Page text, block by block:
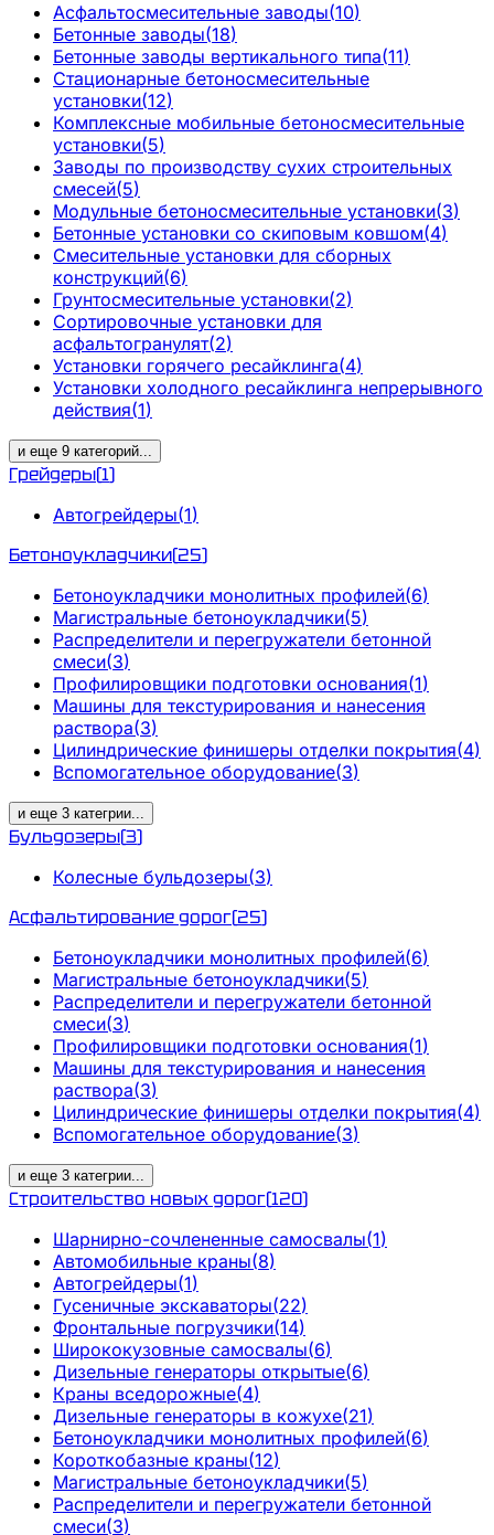
Асфальтосмесительные заводы(10)
Бетонные заводы(18)
Бетонные заводы вертикального типа(11)
Стационарные бетоносмесительные
установки(12)
Комплексные мобильные бетоносмесительные
установки(5)
Заводы по производству сухих строительных
смесей(5)
Модульные бетоносмесительные установки(3)
Бетонные установки со скиповым ковшом(4)
Смесительные установки для сборных
конструкций(6)
Грунтосмесительные установки(2)
Сортировочные установки для
асфальтогранулят(2)
Установки горячего ресайклинга(4)
Установки холодного ресайклинга непрерывного
действия(1)
и еще 9 категорий...
Грейдеры(1)
Автогрейдеры(1)
Бетоноукладчики(25)
Бетоноукладчики монолитных профилей(6)
Магистральные бетоноукладчики(5)
Распределители и перегружатели бетонной
смеси(3)
Профилировщики подготовки основания(1)
Машины для текстурирования и нанесения
раствора(3)
Цилиндрические финишеры отделки покрытия(4)
Вспомогательное оборудование(3)
и еще 3 категрии...
Бульдозеры(3)
Колесные бульдозеры(3)
Асфальтирование дорог(25)
Бетоноукладчики монолитных профилей(6)
Магистральные бетоноукладчики(5)
Распределители и перегружатели бетонной
смеси(3)
Профилировщики подготовки основания(1)
Машины для текстурирования и нанесения
раствора(3)
Цилиндрические финишеры отделки покрытия(4)
Вспомогательное оборудование(3)
и еще 3 категрии...
Строительство новых дорог(120)
Шарнирно-сочлененные самосвалы(1)
Автомобильные краны(8)
Автогрейдеры(1)
Гусеничные экскаваторы(22)
Фронтальные погрузчики(14)
Ширококузовные самосвалы(6)
Дизельные генераторы открытые(6)
Краны вседорожные(4)
Дизельные генераторы в кожухе(21)
Бетоноукладчики монолитных профилей(6)
Короткобазные краны(12)
Магистральные бетоноукладчики(5)
Распределители и перегружатели бетонной
смеси(3)